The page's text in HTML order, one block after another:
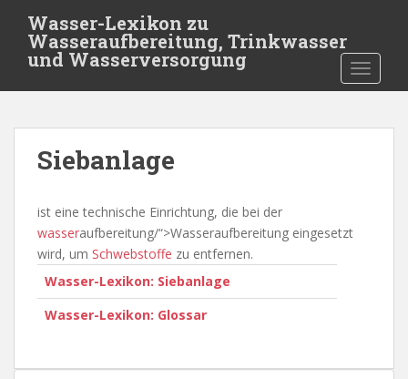
t
Wasser-Lexikon zu
Wasseraufbereitung, Trinkwasser
und Wasserversorgung
Siebanlage
ist eine technische Einrichtung, die bei der
wasseraufbereitung/“>Wasseraufbereitung eingesetzt
wird, um Schwebstoffe zu entfernen.
Wasser-Lexikon: Siebanlage
Wasser-Lexikon: Glossar